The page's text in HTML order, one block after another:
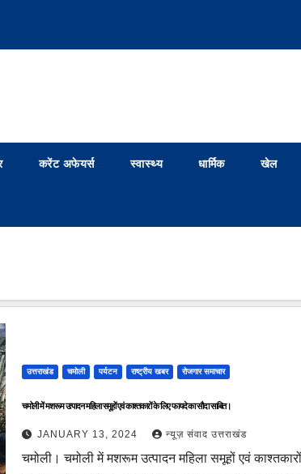
करेंट अफेयर्स स्वास्थ्य धार्मिक खेल
उत्तराखंड चमोली पर्यटन राष्ट्रीय खबर रोजगार समाचार
चमोली में मशरूम उत्पादन महिला समूहों एवं काश्तकारों के लिए फायदे का सौदा साबित।
JANUARY 13, 2024 न्यूज़ संवाद उत्तराखंड
चमोली। चमोली में मशरूम उत्पादन महिला समूहों एवं